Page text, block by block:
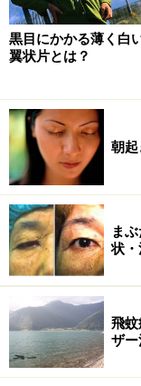
黒目にかかる薄く白
翼状片とは？
朝
ま
状
飛
ザ